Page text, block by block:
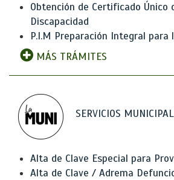
Obtención de Certificado Único
Discapacidad
P.I.M Preparación Integral para
MÁS TRÁMITES
SERVICIOS
Alta de Clave Especial para
Alta de Clave / Adrema